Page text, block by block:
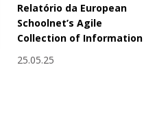
Relatório da European
Schoolnet’s Agile
Collection of Information
25.05.25